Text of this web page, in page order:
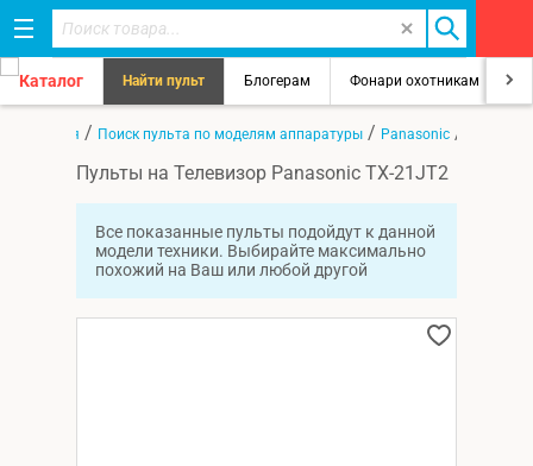
Каталог Найти пульт Блогерам Фонари охотникам
Главная / Поиск пульта по моделям аппаратуры / Panasonic /
Пульты на Телевизор Panasonic TX-21JT2
Все показанные пульты подойдут к данной
модели техники. Выбирайте максимально
похожий на Ваш или любой другой